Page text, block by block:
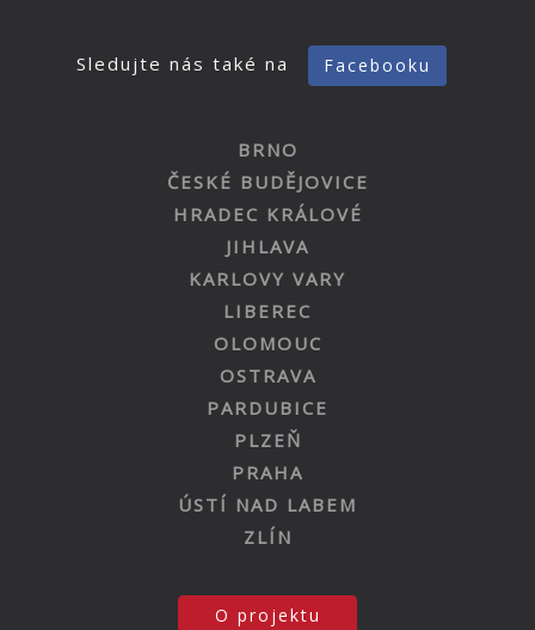
Sledujte nás také na Facebooku
BRNO
ČESKÉ BUDĚJOVICE
HRADEC KRÁLOVÉ
JIHLAVA
KARLOVY VARY
LIBEREC
OLOMOUC
OSTRAVA
PARDUBICE
PLZEŇ
PRAHA
ÚSTÍ NAD LABEM
ZLÍN
O projektu